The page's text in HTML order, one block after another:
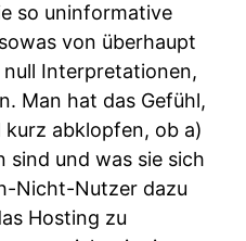
so uninformative
von überhaupt
null Interpretationen,
Man hat das Gefühl,
abklopfen, ob a)
sind und was sie sich
Nicht-Nutzer dazu
Hosting zu